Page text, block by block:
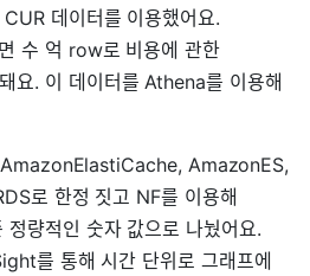
데이터를 이용했어요.
수 억 row로 비용에 관한
요. 이 데이터를 Athena를 이용해
AmazonES,
로 한정 짓고 NF를 이용해
량적인 숫자 값으로 나눴어요.
를 통해 시간 단위로 그래프에